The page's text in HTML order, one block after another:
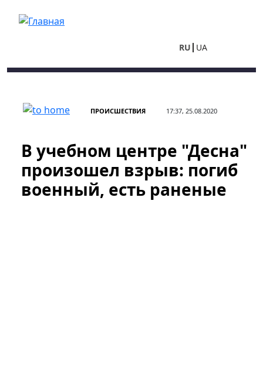
RU UA
ПРОИСШЕСТВИЯ 17:37, 25.08.2020
В учебном центре "Десна"
произошел взрыв: погиб
военный, есть раненые